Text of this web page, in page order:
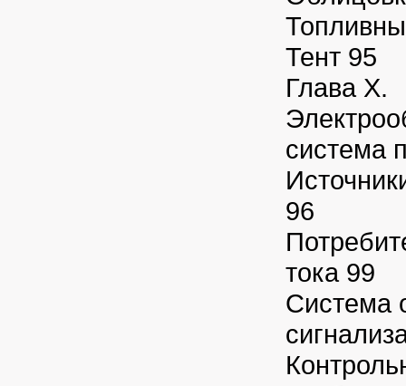
Тент 95
Глава X.
система
96
тока 99
Система